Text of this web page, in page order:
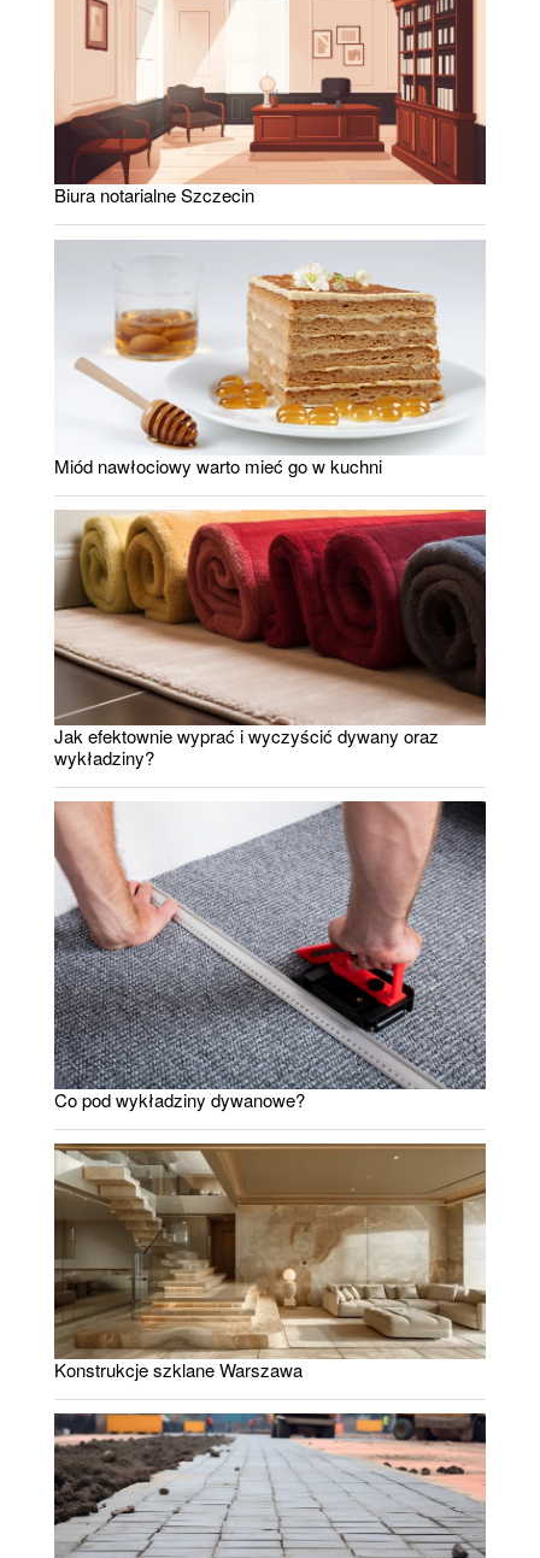
Biura notarialne Szczecin
Miód nawłociowy warto mieć go w kuchni
Jak efektownie wyprać i wyczyścić dywany oraz
wykładziny?
Co pod wykładziny dywanowe?
Konstrukcje szklane Warszawa